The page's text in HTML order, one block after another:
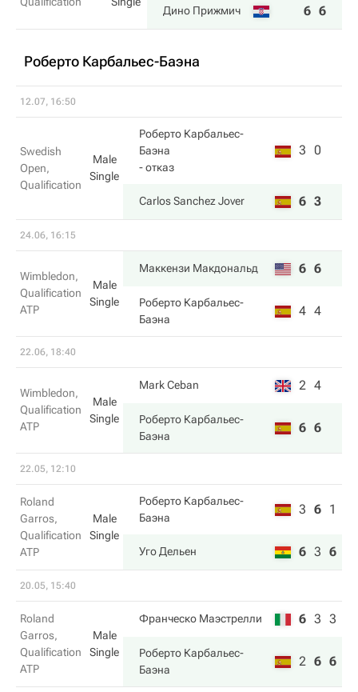
Дино Прижмич 6 6
Роберто Карбальес-Баэна
12.07, 16:50
Swedish
Open,
Qualification
Male
Single
Роберто Карбальес-
Баэна
- отказ
3 0
Carlos Sanchez Jover 6 3
24.06, 16:15
Wimbledon,
Qualification
ATP
Male
Single
Маккензи Макдональд 6 6
Роберто Карбальес-
Баэна
4 4
22.06, 18:40
Wimbledon,
Qualification
ATP
Male
Single
Mark Ceban 2 4
Роберто Карбальес-
Баэна
6 6
22.05, 12:10
Roland
Garros,
Qualification
ATP
Male
Single
Роберто Карбальес-
Баэна
3 6 1
Уго Дельен 6 3 6
20.05, 15:40
Roland
Garros,
Qualification
ATP
Male
Single
Франческо Маэстрелли 6 3 3
Роберто Карбальес-
Баэна
2 6 6